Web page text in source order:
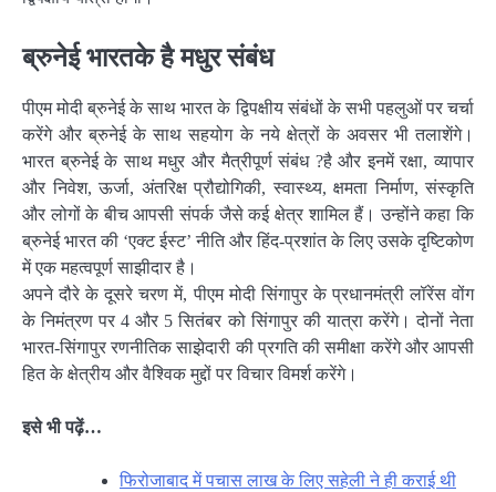
ब्रुनेई भारतके है मधुर संबंध
पीएम मोदी ब्रुनेई के साथ भारत के द्विपक्षीय संबंधों के सभी पहलुओं पर चर्चा
करेंगे और ब्रुनेई के साथ सहयोग के नये क्षेत्रों के अवसर भी तलाशेंगे।
भारत ब्रुनेई के साथ मधुर और मैत्रीपूर्ण संबंध ?है और इनमें रक्षा, व्यापार
और निवेश, ऊर्जा, अंतरिक्ष प्रौद्योगिकी, स्वास्थ्य, क्षमता निर्माण, संस्कृति
और लोगों के बीच आपसी संपर्क जैसे कई क्षेत्र शामिल हैं। उन्होंने कहा कि
ब्रुनेई भारत की ‘एक्ट ईस्ट’ नीति और हिंद-प्रशांत के लिए उसके दृष्टिकोण
में एक महत्वपूर्ण साझीदार है।
अपने दौरे के दूसरे चरण में, पीएम मोदी सिंगापुर के प्रधानमंत्री लॉरेंस वोंग
के निमंत्रण पर 4 और 5 सितंबर को सिंगापुर की यात्रा करेंगे। दोनों नेता
भारत-सिंगापुर रणनीतिक साझेदारी की प्रगति की समीक्षा करेंगे और आपसी
हित के क्षेत्रीय और वैश्विक मुद्दों पर विचार विमर्श करेंगे।
इसे भी पढ़ें…
फिरोजाबाद में पचास लाख के लिए सहेली ने ही कराई थी